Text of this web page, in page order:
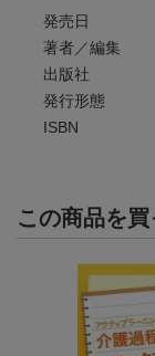
発売日
著者／編集
出版社
発行形態
ISBN
この商品を